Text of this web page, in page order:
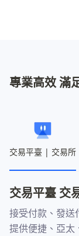
專業高效 滿
交易平臺 | 交易所
交易平臺 交
接受付款、發送
提供便捷、亞太